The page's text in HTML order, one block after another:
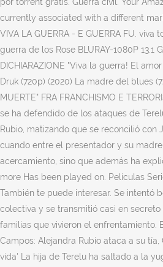
currently associated with a different
VIVA LA GUERRA - E GUERRA FU. viva
guerra de los Rose BLURAY-1080P 13.1
DICHIARAZIONE "Viva la guerra! El
Druk (720p) (2020) La madre del blues
MUERTE" FRA FRANCHISMO E
se ha defendido de los ataques de
Rubio, matizando que se reconcilió con
cuando entre el presentador y su
acercamiento, sino que además ha
more Has been played on. Películas
También te puede interesar. Se intentó
colectiva y se transmitió casi en
familias que vivieron el enfrentamiento.
Campos: Alejandra Rubio ataca a su
vida' La hija de Terelu ha saltado a la